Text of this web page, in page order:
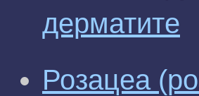
дерматите
Розацеа